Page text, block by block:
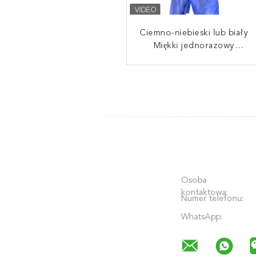
Produkty medyczne do
użytku jednorazowego
Ciemno-niebieski lub biały
Miękki jednorazowy
Osoba
kontaktowa:
Numer telefonu:
WhatsApp: